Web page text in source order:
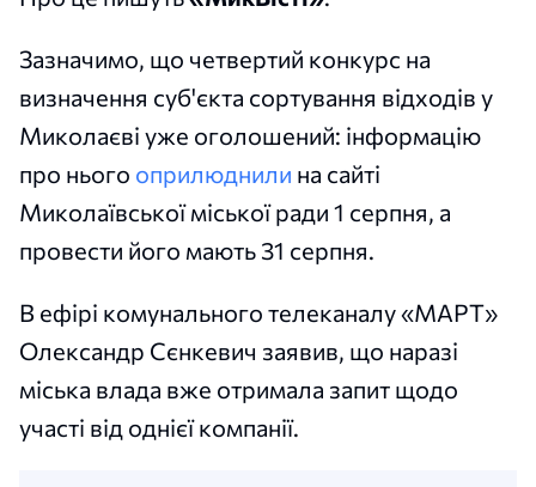
Зазначимо, що четвертий конкурс на
визначення суб'єкта сортування відходів у
Миколаєві уже оголошений: інформацію
про нього оприлюднили на сайті
Миколаївської міської ради 1 серпня, а
провести його мають 31 серпня.
В ефірі комунального телеканалу «МАРТ»
Олександр Сєнкевич заявив, що наразі
міська влада вже отримала запит щодо
участі від однієї компанії.